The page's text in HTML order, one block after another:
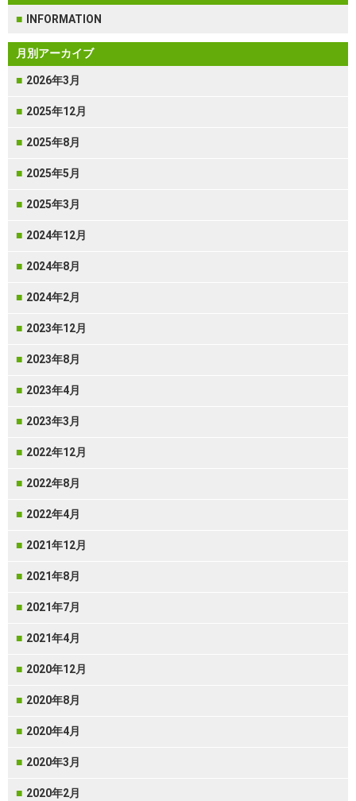
INFORMATION
月別アーカイブ
2026年3月
2025年12月
2025年8月
2025年5月
2025年3月
2024年12月
2024年8月
2024年2月
2023年12月
2023年8月
2023年4月
2023年3月
2022年12月
2022年8月
2022年4月
2021年12月
2021年8月
2021年7月
2021年4月
2020年12月
2020年8月
2020年4月
2020年3月
2020年2月